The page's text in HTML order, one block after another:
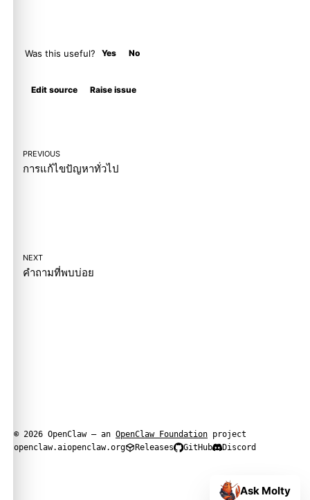
Was this useful? Yes No
Edit source Raise issue
PREVIOUS
การแก้ไขปัญหาทั่วไป
NEXT
คำถามที่พบบ่อย
© 2026 OpenClaw — an OpenClaw Foundation project
openclaw.aiopenclaw.org Releases GitHub Discord
Ask Molty